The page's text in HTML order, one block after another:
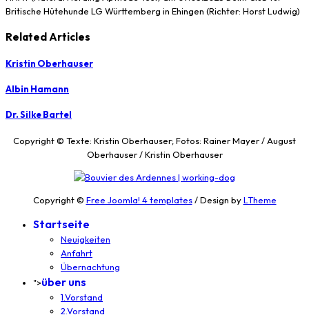
Britische Hütehunde LG Württemberg in Ehingen (Richter: Horst Ludwig)
Related Articles
Kristin Oberhauser
Albin Hamann
Dr. Silke Bartel
Copyright © Texte: Kristin Oberhauser; Fotos: Rainer Mayer / August
Oberhauser / Kristin Oberhauser
Copyright © Free Joomla! 4 templates/ Design byLTheme
Startseite
Neuigkeiten
Anfahrt
Übernachtung
">über uns
1.Vorstand
2.Vorstand